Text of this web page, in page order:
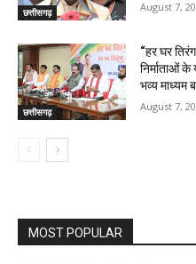
छत्तीसगढ़ August 7,
छत्तीसगढ़
“हर घर
निर्माताओं
भव्य माध्यम
August 7,
MOST POPULAR